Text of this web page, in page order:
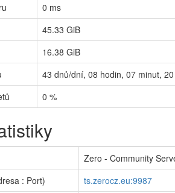
0 ms
45.33 GiB
16.38 GiB
43 dnů/dní, 08 hodin, 07 minut, 20
0 %
Zero - Community
: Port)
ts.zerocz.eu:9987